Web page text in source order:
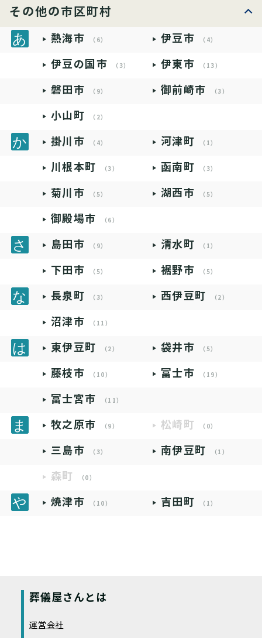
その他の市区町村
熱海市 （6） 伊豆市 （4）
伊豆の国市 （3） 伊東市 （13）
磐田市 （9） 御前崎市 （3）
小山町 （2）
掛川市 （4） 河津町 （1）
川根本町 （3） 函南町 （3）
菊川市 （5） 湖西市 （5）
御殿場市 （6）
島田市 （9） 清水町 （1）
下田市 （5） 裾野市 （5）
長泉町 （3） 西伊豆町 （2）
沼津市 （11）
東伊豆町 （2） 袋井市 （5）
藤枝市 （10） 富士市 （19）
富士宮市 （11）
牧之原市 （9） 松崎町 （0）
三島市 （3） 南伊豆町 （1）
森町 （0）
焼津市 （10） 吉田町 （1）
葬儀屋さんとは
運営会社